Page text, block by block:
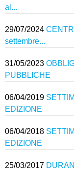
al...
29/07/2024
settembre...
31/05/2023
PUBBLICHE
06/04/2019
EDIZIONE
06/04/2018
EDIZIONE
25/03/2017